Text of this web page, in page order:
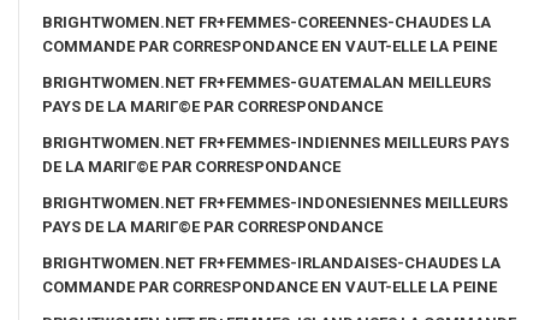
BRIGHTWOMEN.NET FR+FEMMES-COREENNES-CHAUDES LA
COMMANDE PAR CORRESPONDANCE EN VAUT-ELLE LA PEINE
BRIGHTWOMEN.NET FR+FEMMES-GUATEMALAN MEILLEURS
PAYS DE LA MARIГ©E PAR CORRESPONDANCE
BRIGHTWOMEN.NET FR+FEMMES-INDIENNES MEILLEURS PAYS
DE LA MARIГ©E PAR CORRESPONDANCE
BRIGHTWOMEN.NET FR+FEMMES-INDONESIENNES MEILLEURS
PAYS DE LA MARIГ©E PAR CORRESPONDANCE
BRIGHTWOMEN.NET FR+FEMMES-IRLANDAISES-CHAUDES LA
COMMANDE PAR CORRESPONDANCE EN VAUT-ELLE LA PEINE